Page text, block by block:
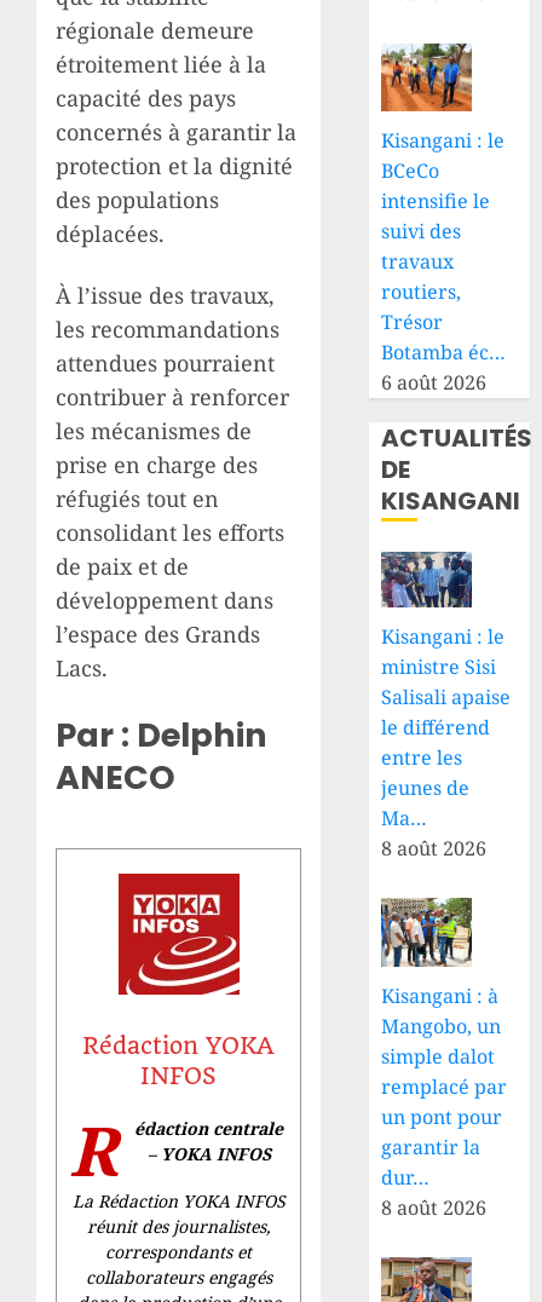
régionale demeure
étroitement liée à la
capacité des pays
concernés à garantir la
protection et la dignité
des populations
déplacées.
À l’issue des travaux,
les recommandations
attendues pourraient
contribuer à renforcer
les mécanismes de
prise en charge des
réfugiés tout en
consolidant les efforts
de paix et de
développement dans
l’espace des Grands
Lacs.
Par : Delphin
ANECO
Rédaction YOKA
INFOS
R
édaction centrale
– YOKA INFOS
La Rédaction YOKA INFOS
réunit des journalistes,
correspondants et
collaborateurs engagés
Kisangani : le
BCeCo
intensifie le
suivi des
travaux
routiers,
Trésor
Botamba éc…
6 août 2026
ACTUALITÉS
DE
KISANGANI
Kisangani : le
ministre Sisi
Salisali apaise
le différend
entre les
jeunes de
Ma…
8 août 2026
Kisangani : à
Mangobo, un
simple dalot
remplacé par
un pont pour
garantir la
dur…
8 août 2026